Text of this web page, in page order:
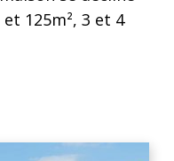
125m², 3 et 4